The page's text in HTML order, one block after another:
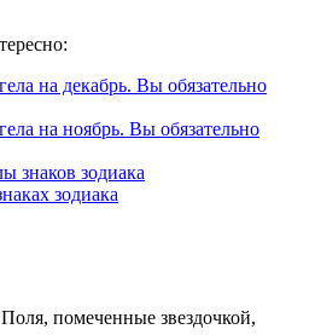
на декабрь. Вы обязательно
на ноябрь. Вы обязательно
знаков зодиака
зодиака
помеченные звездочкой,